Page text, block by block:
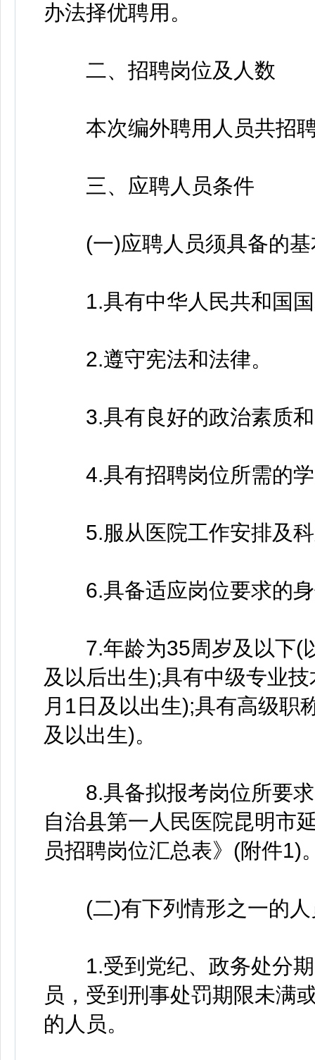
办法择优聘用。
二、招聘岗位及人数
本次编外聘用人员共招聘
三、应聘人员条件
(一)应聘人员须具备的基
1.具有中华人民共和国国
2.遵守宪法和法律。
3.具有良好的政治素质和
4.具有招聘岗位所需的学
5.服从医院工作安排及科
6.具备适应岗位要求的身
7.年龄为35周岁及以下(
及以后出生);具有中级专业
月1日及以出生);具有高级职
及以出生)。
8.具备拟报考岗位所要求
自治县第一人民医院昆明市
员招聘岗位汇总表》(附件1)
(二)有下列情形之一的人
1.受到党纪、政务处分期
员，受到刑事处罚期限未满
的人员。